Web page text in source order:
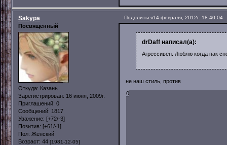
Поделиться14 февраля, 2012г. 18:40:04
Sakypa
Посвященный
Откуда: Казань
Зарегистрирован: 16 июня, 2009г.
Приглашений: 0
Сообщений: 1817
Уважение: [+72/-3]
Позитив: [+61/-1]
Пол: Женский
Возраст: 44 [1981-12-05]
drDaff написал(а):
Агрессивен. Люблю когда пак
не наш стиль, против
0